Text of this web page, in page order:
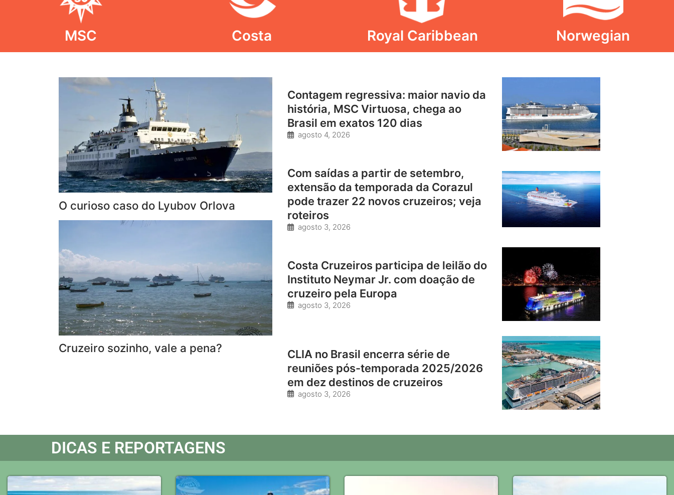
MSC Costa Royal Caribbean Norwegian
O curioso caso do Lyubov Orlova
Cruzeiro sozinho, vale a pena?
Contagem regressiva: maior navio da
história, MSC Virtuosa, chega ao
Brasil em exatos 120 dias
agosto 4, 2026
Com saídas a partir de setembro,
extensão da temporada da Corazul
pode trazer 22 novos cruzeiros; veja
roteiros
agosto 3, 2026
Costa Cruzeiros participa de leilão do
Instituto Neymar Jr. com doação de
cruzeiro pela Europa
agosto 3, 2026
CLIA no Brasil encerra série de
reuniões pós-temporada 2025/2026
em dez destinos de cruzeiros
agosto 3, 2026
DICAS E REPORTAGENS